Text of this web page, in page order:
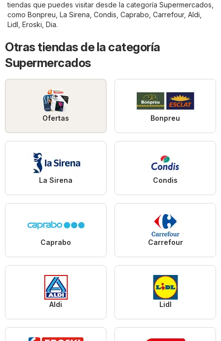
tiendas que puedes visitar desde la categoría Supermercados
como Bonpreu La Sirena Condis Caprabo Carrefour, Aldi
Lidl Eroski Dia.
Otras tiendas de la categoría
Supermercados
Ofertas Bonpreu
La Sirena Condis
Caprabo Carrefour
Aldi Lidl